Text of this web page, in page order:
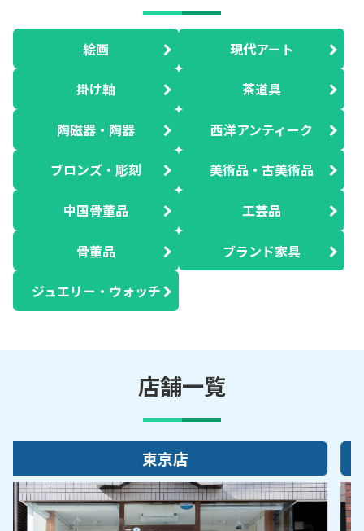
絵画 現代アート
掛け軸 茶道具
陶磁器・陶器 西洋アンティーク
ブロンズ・彫刻 美術品・古美術品
中国骨董品 工芸品
骨董品 ブランド家具
ジュエリー・ウォッチ
店舗一覧
大阪店